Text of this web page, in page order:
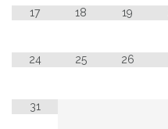
17 18 19
24 25 26
31